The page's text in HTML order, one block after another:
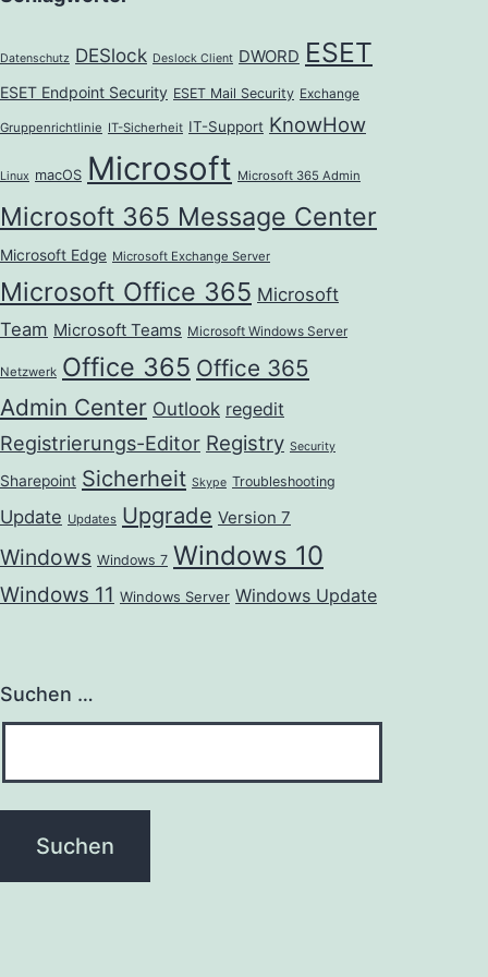
Datenschutz DESlock Deslock Client DWORD ESET
ESET Endpoint Security ESET Mail Security Exchange
Gruppenrichtlinie IT-Sicherheit IT-Support KnowHow
Linux macOS Microsoft Microsoft 365 Admin
Microsoft 365 Message Center
Microsoft Edge Microsoft Exchange Server
Microsoft Office 365 Microsoft
Team Microsoft Teams Microsoft Windows Server
Netzwerk Office 365 Office 365
Admin Center Outlook regedit
Registrierungs-Editor Registry Security
Sharepoint Sicherheit Skype Troubleshooting
Update Updates Upgrade Version 7
Windows Windows 7 Windows 10
Windows 11 Windows Server Windows Update
Suchen …